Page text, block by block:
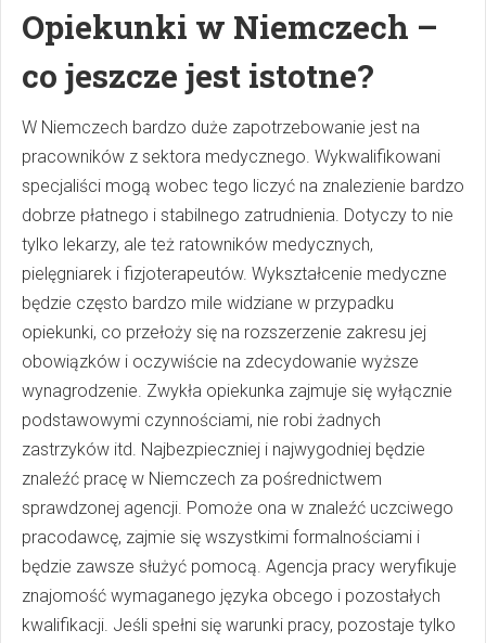
Opiekunki w Niemczech –
co jeszcze jest istotne?
W Niemczech bardzo duże zapotrzebowanie jest na
pracowników z sektora medycznego. Wykwalifikowani
specjaliści mogą wobec tego liczyć na znalezienie bardzo
dobrze płatnego i stabilnego zatrudnienia. Dotyczy to nie
tylko lekarzy, ale też ratowników medycznych,
pielęgniarek i fizjoterapeutów. Wykształcenie medyczne
będzie często bardzo mile widziane w przypadku
opiekunki, co przełoży się na rozszerzenie zakresu jej
obowiązków i oczywiście na zdecydowanie wyższe
wynagrodzenie. Zwykła opiekunka zajmuje się wyłącznie
podstawowymi czynnościami, nie robi żadnych
zastrzyków itd. Najbezpieczniej i najwygodniej będzie
znaleźć pracę w Niemczech za pośrednictwem
sprawdzonej agencji. Pomoże ona w znaleźć uczciwego
pracodawcę, zajmie się wszystkimi formalnościami i
będzie zawsze służyć pomocą. Agencja pracy weryfikuje
znajomość wymaganego języka obcego i pozostałych
kwalifikacji. Jeśli spełni się warunki pracy, pozostaje tylko